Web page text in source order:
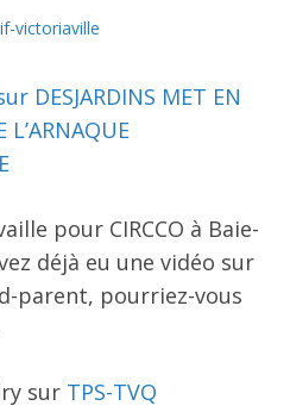
DESJARDINS MET EN
L’ARNAQUE
pour CIRCCO à Baie-
déjà eu une vidéo sur
parent, pourriez-vous
sur TPS-TVQ